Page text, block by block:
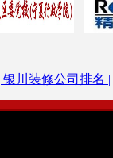
银川装修公司排名 |